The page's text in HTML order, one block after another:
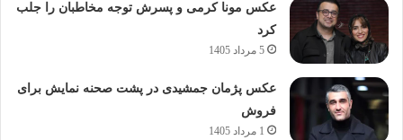
عکس مونا کرمی و پسرش توجه مخاطبان را جلب
کرد
5 مرداد 1405
عکس پژمان جمشیدی در پشت صحنه نمایش برای
فروش
1 مرداد 1405